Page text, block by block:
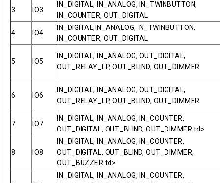
3 IO3
IN_DIGITAL, IN_ANALOG, IN_TWINBUTTON,
IN_COUNTER, OUT_DIGITAL
4 IO4
IN_DIGITAL,IN_ANALOG, IN_TWINBUTTON,
IN_COUNTER, OUT_DIGITAL
5 IO5
IN_DIGITAL, IN_ANALOG, OUT_DIGITAL,
OUT_RELAY_LP, OUT_BLIND, OUT_DIMMER
6 IO6
IN_DIGITAL, IN_ANALOG, OUT_DIGITAL,
OUT_RELAY_LP, OUT_BLIND, OUT_DIMMER
7 IO7
IN_DIGITAL, IN_ANALOG, IN_COUNTER,
OUT_DIGITAL, OUT_BLIND, OUT_DIMMER td>
8 IO8
IN_DIGITAL, IN_ANALOG, IN_COUNTER,
OUT_DIGITAL, OUT_BLIND, OUT_DIMMER,
OUT_BUZZER td>
IN_DIGITAL, IN_ANALOG, IN_COUNTER,